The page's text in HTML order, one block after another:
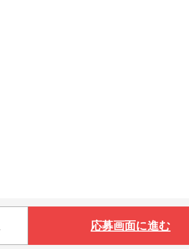
応募画面に進む